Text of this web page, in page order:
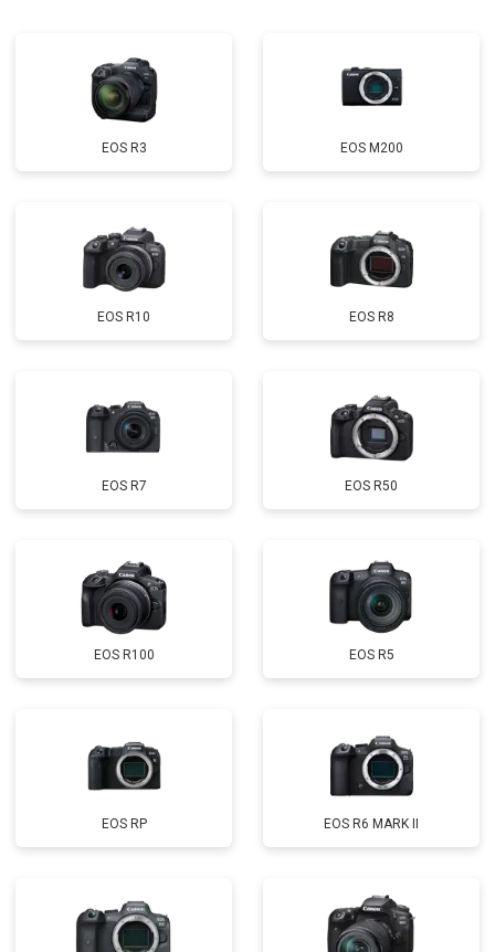
EOS R3 EOS M200
EOS R10 EOS R8
EOS R7 EOS R50
EOS R100 EOS R5
EOS RP EOS R6 MARK II